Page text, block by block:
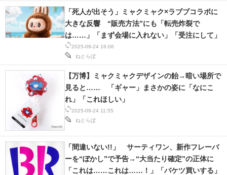
2025-09-24 16:06
ねとらぼ
「死人が出そう」ミャクミャク×ラブブコラボに
大きな反響 “販売方法”にも「転売炸裂で
は……」「まず会場に入れない」「受注にして」
2025-09-24 11:55
ねとらぼ
【万博】ミャクミャクデザインの飴→暗い場所で
見ると…… 「ギャー」まさかの姿に「なにこ
れ」「これほしい」
「間違いない!!」 サーティワン、新作フレーバ
ーを“ぼかし”で予告→“大当たり確定”の正体に
「これは……これは……！」「バケツ買いする」